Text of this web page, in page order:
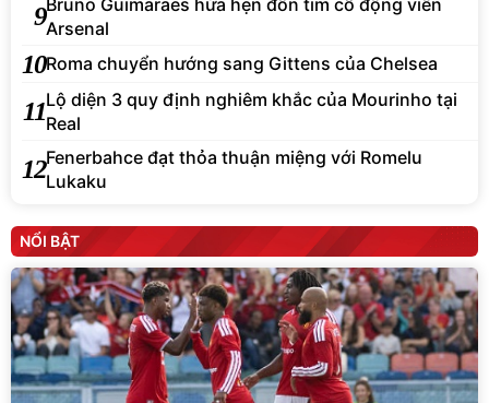
9Arsenal
10Roma chuyển hướng sang Gittens của Chelsea
11Lộ diện 3 quy định nghiêm khắc của Mourinho tại
Real
12Fenerbahce đạt thỏa thuận miệng với Romelu
Lukaku
NỔI BẬT